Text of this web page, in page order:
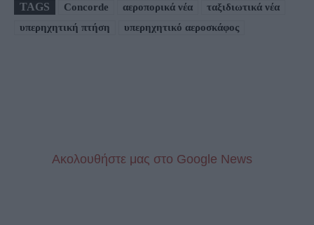
TAGS Concorde αεροπορικά νέα
ταξιδιωτικά νέα
υπερηχητική πτήση
υπερηχητικό αεροσκάφος
Aκολουθήστε μας στo Google News